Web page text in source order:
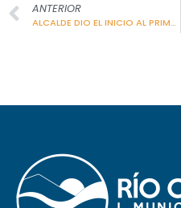
ANTERIOR
ALCALDE DIO EL INICIO AL PRIMER CAMPEONATO COMUNAL DE RAYUELA